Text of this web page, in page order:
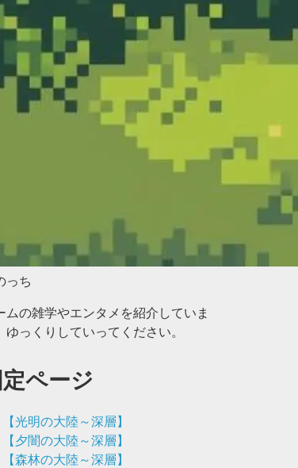
っち
ムの雑学やエンタメを紹介していま
ゆっくりしていってください。
定ページ
【光明の大陸～深層】
【夕闇の大陸～深層】
【森林の大陸～深層】